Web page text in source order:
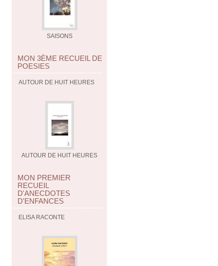
SAISONS
MON 3ÈME RECUEIL DE
POESIES
AUTOUR DE HUIT HEURES
AUTOUR DE HUIT HEURES
MON PREMIER
RECUEIL
D'ANECDOTES
D'ENFANCES
ELISA RACONTE